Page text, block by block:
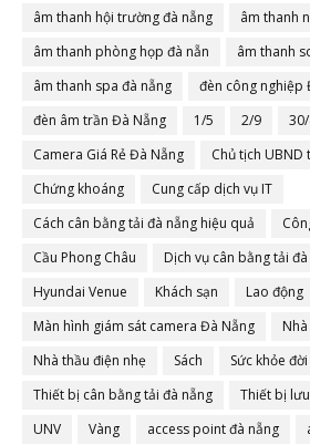
âm thanh hội trường đà nẵng
âm thanh
âm thanh phòng họp đà nẵn
âm thanh
âm thanh spa đà nẵng
đèn công nghiệp
đèn âm trần Đà Nẵng
1/5 2/9
Camera Giá Rẻ Đà Nẵng
Chủ tịch
Chứng khoáng
Cung cấp dịch vụ IT
Cách cân bằng tải đà nẵng hiệu quả
Cầu Phong Châu
Dịch vụ cân bằng tải
Hyundai Venue
Khách sạn Lao động
Màn hình giám sát camera Đà Nẵng
Nhà thầu điện nhẹ
Sách
Sức khỏe
Thiết bị cân bằng tải đà nẵng
Thiết bị
UNV
Vàng access point đà nẵng